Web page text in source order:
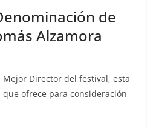
de
Alzamora
Director del festival, esta
ofrece para consideración